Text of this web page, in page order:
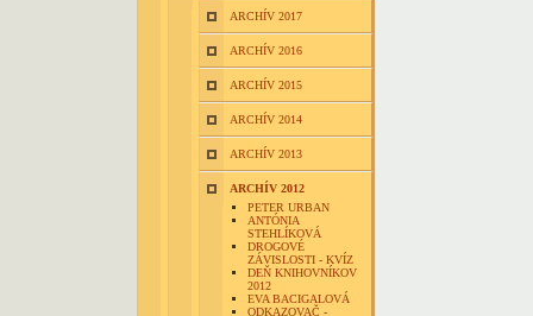
ARCHÍV 2017
ARCHÍV 2016
ARCHÍV 2015
ARCHÍV 2014
ARCHÍV 2013
ARCHÍV 2012
PETER URBAN
ANTÓNIA
STEHLÍKOVÁ
DROGOVÉ
ZÁVISLOSTI - KVÍZ
DEŇ KNIHOVNÍKOV
2012
EVA BACIGALOVÁ
ODKAZOVAČ -